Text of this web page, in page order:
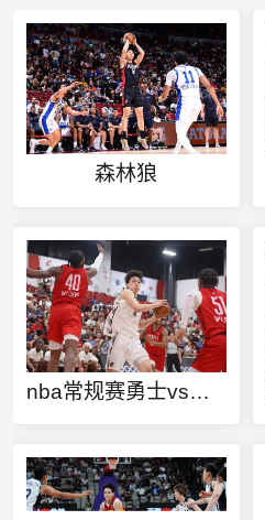
森林狼
nba常规赛勇士vs掘金cctv